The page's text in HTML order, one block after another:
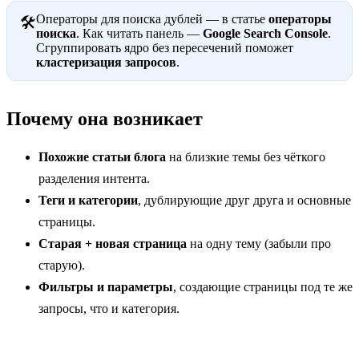
🛠Операторы для поиска дублей — в статье операторы
поиска. Как читать панель — Google Search Console.
Сгруппировать ядро без пересечений поможет
кластеризация запросов.
Почему она возникает
Похожие статьи блога на близкие темы без чёткого
разделения интента.
Теги и категории, дублирующие друг друга и основные
страницы.
Старая + новая страница на одну тему (забыли про
старую).
Фильтры и параметры, создающие страницы под те же
запросы, что и категория.